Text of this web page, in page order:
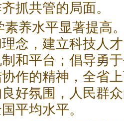
抓共管的局面。
水平显著提高。
念，建立科技人
和平台；倡导勇
作的精神，全省
好氛围，人民群
平均水平。